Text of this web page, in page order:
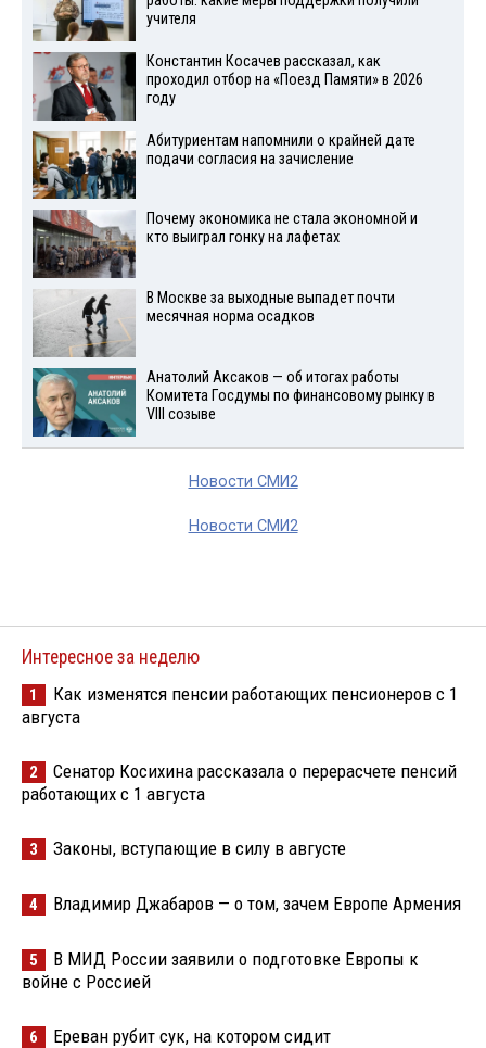
учителя
Константин Косачев рассказал, как
проходил отбор на «Поезд Памяти» в 2026
году
Абитуриентам напомнили о крайней дате
подачи согласия на зачисление
Почему экономика не стала экономной и
кто выиграл гонку на лафетах
В Москве за выходные выпадет почти
месячная норма осадков
Анатолий Аксаков — об итогах работы
Комитета Госдумы по финансовому рынку в
VIII созыве
Новости СМИ2
Новости СМИ2
Интересное за неделю
1
Как изменятся пенсии работающих пенсионеров с 1
августа
2
Сенатор Косихина рассказала о перерасчете пенсий
работающих с 1 августа
3 Законы, вступающие в силу в августе
4 Владимир Джабаров — о том, зачем Европе Армения
5
В МИД России заявили о подготовке Европы к
войне с Россией
6 Ереван рубит сук, на котором сидит